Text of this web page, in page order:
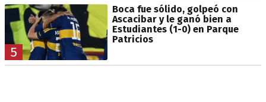
5
Boca fue sólido, golpeó con
Ascacibar y le ganó bien a
Estudiantes (1-0) en Parque
Patricios